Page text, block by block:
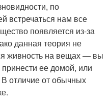
по
встречаться нам все
появляется из-за
данная теория не
живность на вещах — вы
ее домой, или
В отличие от обычных